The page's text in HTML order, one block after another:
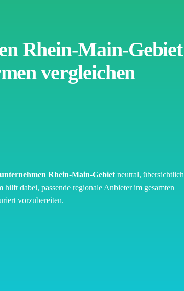
Rhein-Main-Gebiet
vergleichen
Rhein-Main-Gebiet neutral, übersichtlich
dabei, passende regionale Anbieter im gesamten
vorzubereiten.